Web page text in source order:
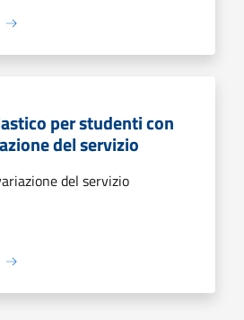
per studenti con
del servizio
del servizio